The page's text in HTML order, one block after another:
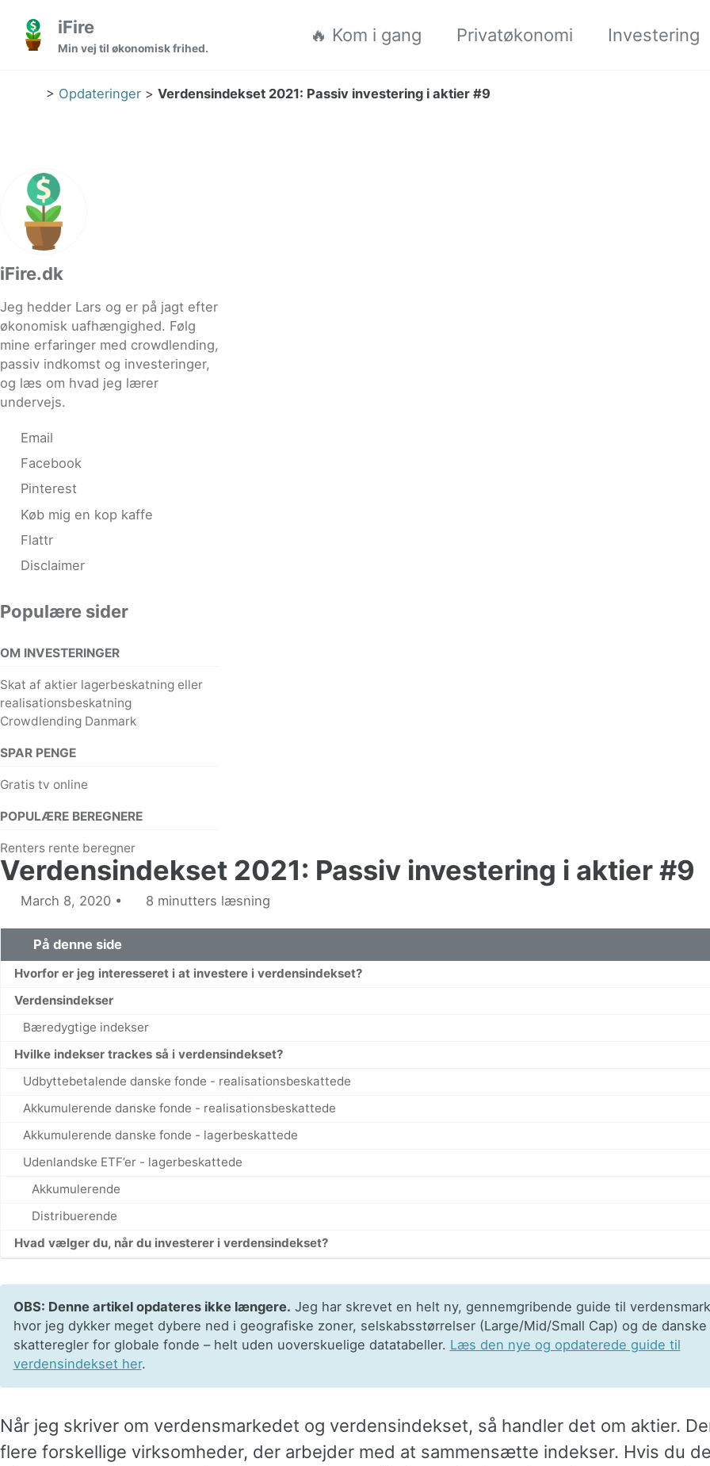
iFire
Min vej til økonomisk frihed.
🔥 Kom i gang Privatøkonomi Investering
> Opdateringer > Verdensindekset 2021: Passiv investering i aktier #9
iFire.dk
Jeg hedder Lars og er på jagt efter
økonomisk uafhængighed. Følg
mine erfaringer med crowdlending,
passiv indkomst og investeringer,
og læs om hvad jeg lærer
undervejs.
Email
Facebook
Pinterest
Køb mig en kop kaffe
Flattr
Disclaimer
Populære sider
OM INVESTERINGER
Skat af aktier lagerbeskatning eller
realisationsbeskatning
Crowdlending Danmark
SPAR PENGE
Gratis tv online
POPULÆRE BEREGNERE
Renters rente beregner
Verdensindekset 2021: Passiv investering i aktier #9
March 8, 2020 8 minutters læsning
På denne side
Hvorfor er jeg interesseret i at investere i verdensindekset?
Verdensindekser
Bæredygtige indekser
Hvilke indekser trackes så i verdensindekset?
Udbyttebetalende danske fonde - realisationsbeskattede
Akkumulerende danske fonde - realisationsbeskattede
Akkumulerende danske fonde - lagerbeskattede
Udenlandske ETF’er - lagerbeskattede
Akkumulerende
Distribuerende
Hvad vælger du, når du investerer i verdensindekset?
OBS: Denne artikel opdateres ikke længere. Jeg har skrevet en helt ny, gennemgribende guide til
hvor jeg dykker meget dybere ned i geografiske zoner, selskabsstørrelser (Large/Mid/Small Cap) og de danske
skatteregler for globale fonde – helt uden uoverskuelige datatabeller. Læs den nye og opdaterede guide til
verdensindekset her.
Når jeg skriver om verdensmarkedet og verdensindekset, så handler det om aktier.
flere forskellige virksomheder, der arbejder med at sammensætte indekser. Hvis du